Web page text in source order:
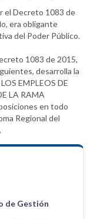
de Gestión
el Decreto 1083 de
era obligante
del Poder Público.
1083 de 2015,
desarrolla la
EMPLEOS DE
LA RAMA
en todo
Regional del